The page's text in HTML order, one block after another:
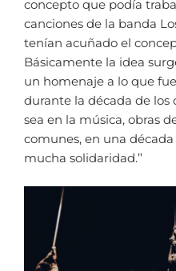
concepto que podía
canciones de la banda
tenían acuñado el
Básicamente la idea
un homenaje a lo que
durante la década de los
sea en la música, obras
comunes, en una
mucha solidaridad.’’